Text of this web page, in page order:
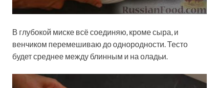
В глубокой миске всё соединяю, кроме сыра, и
венчиком перемешиваю до однородности. Тесто
будет среднее между блинным и на оладьи.